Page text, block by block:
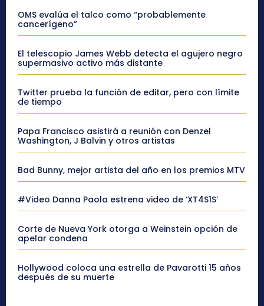
OMS evalúa el talco como “probablemente
cancerígeno”
El telescopio James Webb detecta el agujero negro
supermasivo activo más distante
Twitter prueba la función de editar, pero con límite
de tiempo
Papa Francisco asistirá a reunión con Denzel
Washington, J Balvin y otros artistas
Bad Bunny, mejor artista del año en los premios MTV
#Video Danna Paola estrena video de ‘XT4S1S’
Corte de Nueva York otorga a Weinstein opción de
apelar condena
Hollywood coloca una estrella de Pavarotti 15 años
después de su muerte